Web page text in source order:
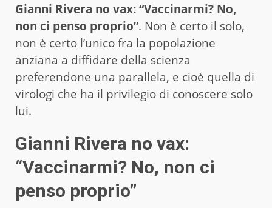
Gianni Rivera no vax: “Vaccinarmi? No,
non ci penso proprio”. Non è certo il solo,
non è certo l’unico fra la popolazione
anziana a diffidare della scienza
preferendone una parallela, e cioè quella di
virologi che ha il privilegio di conoscere solo
lui.
Gianni Rivera no vax:
“Vaccinarmi? No, non ci
penso proprio”